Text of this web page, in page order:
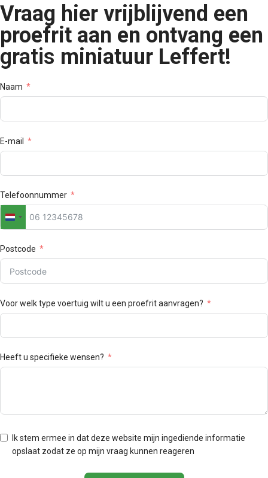
Vraag hier vrijblijvend een
proefrit aan en ontvang een
gratis miniatuur Leffert!
Naam
E-mail
Telefoonnummer
Netherlands
Postcode
Voor welk type voertuig wilt u een proefrit aanvragen?
Heeft u specifieke wensen?
Ik stem ermee in dat deze website mijn ingediende informatie
opslaat zodat ze op mijn vraag kunnen reageren